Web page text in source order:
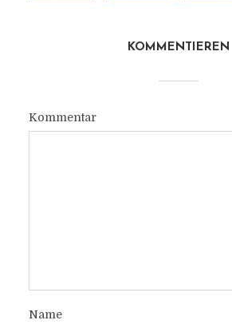
KOMMENTIEREN
Kommentar
Name